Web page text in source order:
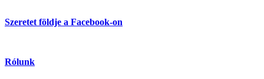
Szeretet földje a Facebook-on
Rólunk